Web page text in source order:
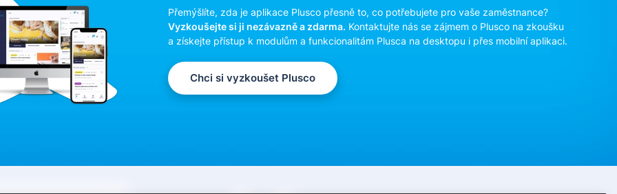
Přemýšlíte, zda je aplikace Plusco přesně to, co potřebujete pro vaše zaměstnance?
Vyzkoušejte si ji nezávazně a zdarma. Kontaktujte nás se zájmem o Plusco na zkoušku
a získejte přístup k modulům a funkcionalitám Plusca na desktopu i přes mobilní aplikaci.
Chci si vyzkoušet Plusco